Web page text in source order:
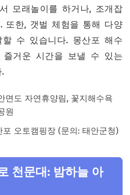
모래놀이를 하거나, 조개잡
또한, 갯벌 체험을 통해 다양
수 있습니다. 몽산포 해수
거운 시간을 보낼 수 있는
면도 자연휴양림, 꽃지해수욕
원
포 오토캠핑장 (문의: 태안군청)
천문대: 밤하늘 아